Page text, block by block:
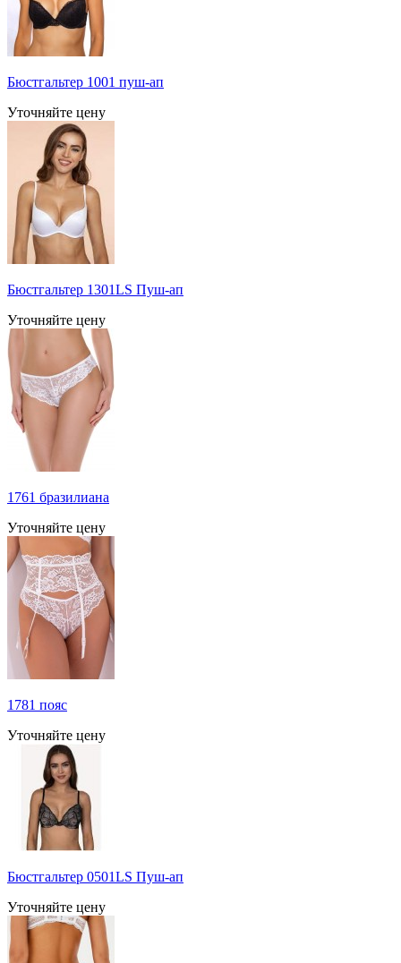
Бюстгальтер 1001 пуш-ап
Уточняйте цену
Бюстгальтер 1301LS Пуш-ап
Уточняйте цену
1761 бразилиана
Уточняйте цену
1781 пояс
Уточняйте цену
Бюстгальтер 0501LS Пуш-ап
Уточняйте цену